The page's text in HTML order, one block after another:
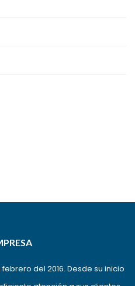
del 2016. Desde su inicio